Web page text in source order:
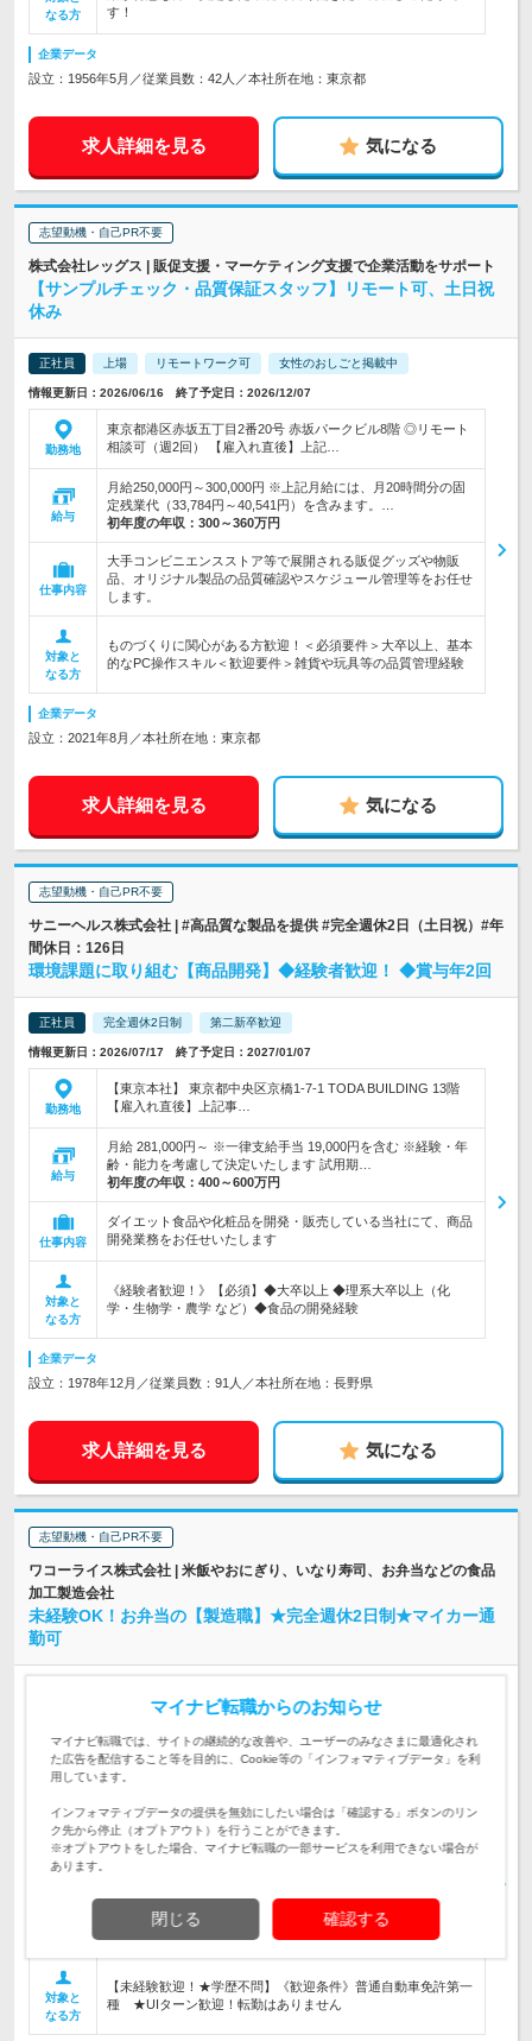
なる方
す！
企業データ
設立：1956年5月／従業員数：42人／本社所在地：東京都
求人詳細を見る 気になる
志望動機・自己PR不要
株式会社レッグス | 販促支援・マーケティング支援で企業活動をサポート
【サンプルチェック・品質保証スタッフ】リモート可、土日祝
休み
正社員 上場 リモートワーク可 女性のおしごと掲載中
情報更新日：2026/06/16 終了予定日：2026/12/07
勤務地
東京都港区赤坂五丁目2番20号 赤坂パークビル8階 ◎リモート
相談可（週2回） 【雇入れ直後】上記…
給与
月給250,000円～300,000円 ※上記月給には、月20時間分の固
定残業代（33,784円～40,541円）を含みます。…
初年度の年収： 300～360万円
仕事内容
大手コンビニエンスストア等で展開される販促グッズや物販
品、オリジナル製品の品質確認やスケジュール管理等をお任せ
します。
対象と
なる方
ものづくりに関心がある方歓迎！＜必須要件＞大卒以上、基本
的なPC操作スキル＜歓迎要件＞雑貨や玩具等の品質管理経験
企業データ
設立：2021年8月／本社所在地：東京都
求人詳細を見る 気になる
志望動機・自己PR不要
サニーヘルス株式会社 | #高品質な製品を提供 #完全週休2日（土日祝）#年
間休日：126日
環境課題に取り組む【商品開発】◆経験者歓迎！ ◆賞与年2回
正社員 完全週休2日制 第二新卒歓迎
情報更新日：2026/07/17 終了予定日：2027/01/07
勤務地
【東京本社】 東京都中央区京橋1-7-1 TODA BUILDING 13階
【雇入れ直後】上記事…
給与
月給 281,000円～ ※一律支給手当 19,000円を含む ※経験・年
齢・能力を考慮して決定いたします 試用期…
初年度の年収： 400～600万円
仕事内容
ダイエット食品や化粧品を開発・販売している当社にて、商品
開発業務をお任せいたします
対象と
なる方
《経験者歓迎！》【必須】◆大卒以上 ◆理系大卒以上（化
学・生物学・農学 など）◆食品の開発経験
企業データ
設立：1978年12月／従業員数：91人／本社所在地：長野県
求人詳細を見る 気になる
志望動機・自己PR不要
ワコーライス株式会社 | 米飯やおにぎり、いなり寿司、お弁当などの食品
加工製造会社
未経験OK！お弁当の【製造職】★完全週休2日制★マイカー通
勤可
転勤なし
情報更新日：2026/06/16 終了予定日：2026/12/07
【雇い入れ直後】 ＜転勤なし＞ ＜本社＞ 東京都青梅市新町8-
給与
月給225,000円 ※一律手当を含む ※試用期間3ヶ月（試用期
【お弁当工場にて製造職として生産管理および人員管理をお任
せいたします】生産計画の策定／人員配置調整／生産プロセス
改善・調整など幅広くお任せ
対象と
なる方
【未経験歓迎！★学歴不問】《歓迎条件》普通自動車免許第一
種 ★UIターン歓迎！転勤はありません
マイナビ転職からのお知らせ
マイナビ転職では、サイトの継続的な改善や、ユーザーのみなさまに最適化され
た広告を配信すること等を目的に、Cookie等の「インフォマティブデータ」を利
用しています。
インフォマティブデータの提供を無効にしたい場合は「確認する」ボタンのリン
ク先から停止（オプトアウト）を行うことができます。
※オプトアウトをした場合、マイナビ転職の一部サービスを利用できない場合が
あります。
閉じる 確認する